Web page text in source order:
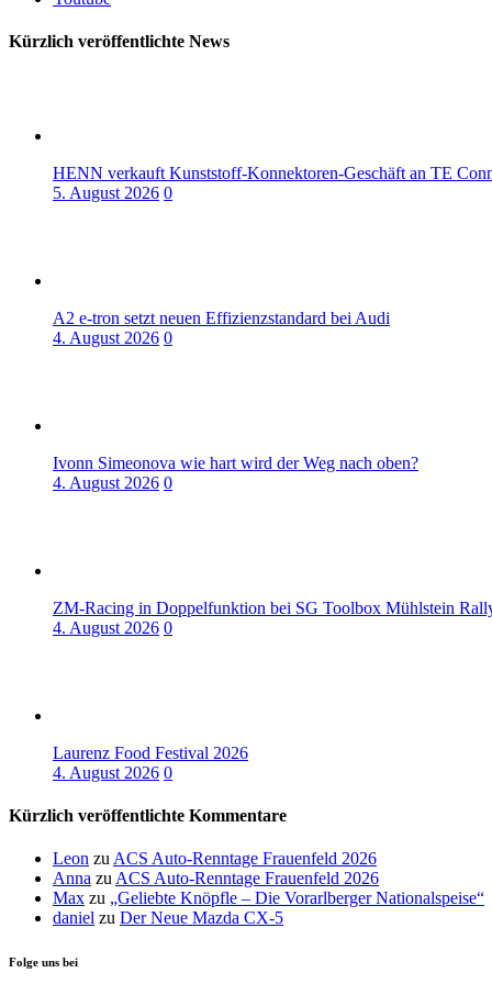
Kürzlich veröffentlichte News
HENN verkauft Kunststoff-Konnektoren-Geschäft an TE
5. August 2026 0
A2 e-tron setzt neuen Effizienzstandard bei Audi
4. August 2026 0
Ivonn Simeonova wie hart wird der Weg nach oben?
4. August 2026 0
ZM-Racing in Doppelfunktion bei SG Toolbox Mühlstein
4. August 2026 0
Laurenz Food Festival 2026
4. August 2026 0
Kürzlich veröffentlichte Kommentare
Leon zu ACS Auto-Renntage Frauenfeld 2026
Anna zu ACS Auto-Renntage Frauenfeld 2026
Max zu „Geliebte Knöpfle – Die Vorarlberger Nationalspeise“
daniel zu Der Neue Mazda CX-5
Folge uns bei